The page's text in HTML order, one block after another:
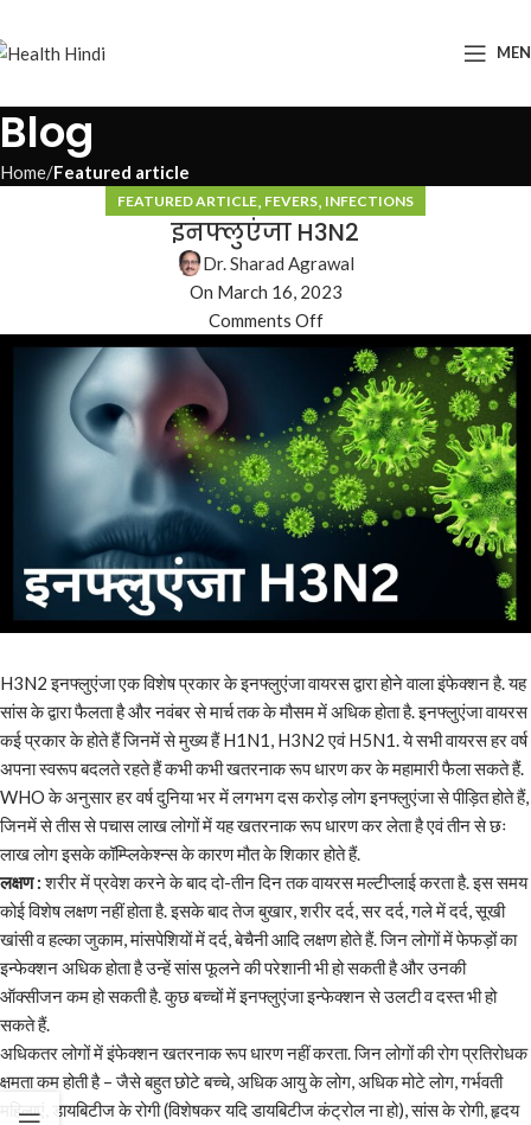
Blog
Home Featured article
FEATURED ARTICLE, FEVERS, INFECTIONS
इनफ्लुएंजा H3N2
Dr. Sharad Agrawal
On March 16, 2023
Comments Off
H3N2 इनफ्लुएंजा एक विशेष प्रकार के इनफ्लुएंजा वायरस द्वारा होने वाला इंफेक्शन है. यह
सांस के द्वारा फैलता है और नवंबर से मार्च तक के मौसम में अधिक होता है. इनफ्लुएंजा वायरस
कई प्रकार के होते हैं जिनमें से मुख्य हैं H1N1, H3N2 एवं H5N1. ये सभी वायरस हर वर्ष
अपना स्वरूप बदलते रहते हैं कभी कभी खतरनाक रूप धारण कर के महामारी फैला सकते हैं.
WHO के अनुसार हर वर्ष दुनिया भर में लगभग दस करोड़ लोग इनफ्लुएंजा से पीड़ित होते हैं,
जिनमें से तीस से पचास लाख लोगों में यह खतरनाक रूप धारण कर लेता है एवं तीन से छः
लाख लोग इसके कॉम्प्लिकेश्न्स के कारण मौत के शिकार होते हैं.
लक्षण :शरीर में प्रवेश करने के बाद दो-तीन दिन तक वायरस मल्टीप्लाई करता है. इस समय
कोई विशेष लक्षण नहीं होता है. इसके बाद तेज बुखार, शरीर दर्द, सर दर्द, गले में दर्द, सूखी
खांसी व हल्का जुकाम, मांसपेशियों में दर्द, बेचैनी आदि लक्षण होते हैं. जिन लोगों में फेफड़ों का
इन्फेक्शन अधिक होता है उन्हें सांस फूलने की परेशानी भी हो सकती है और उनकी
ऑक्सीजन कम हो सकती है. कुछ बच्चों में इनफ्लुएंजा इन्फेक्शन से उलटी व दस्त भी हो
सकते हैं.
अधिकतर लोगों में इंफेक्शन खतरनाक रूप धारण नहीं करता. जिन लोगों की रोग प्रतिरोधक
क्षमता कम होती है – जैसे बहुत छोटे बच्चे, अधिक आयु के लोग, अधिक मोटे लोग, गर्भवती
महिलाएं, डायबिटीज के रोगी (विशेषकर यदि डायबिटीज कंट्रोल ना हो), सांस के रोगी, हृदय